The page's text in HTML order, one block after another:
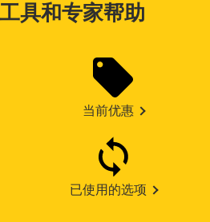
具和专家帮助
当前优惠
已使用的选项